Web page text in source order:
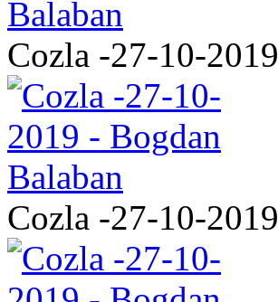
Cozla -27-10-2019
Cozla -27-10-2019